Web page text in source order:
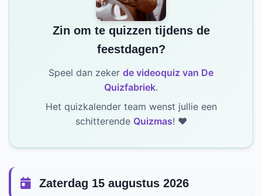
Zin om te quizzen tijdens de
feestdagen?
Speel dan zeker de videoquiz van De
Quizfabriek.
Het quizkalender team wenst jullie een
schitterende Quizmas! ❤️
Zaterdag 15 augustus 2026